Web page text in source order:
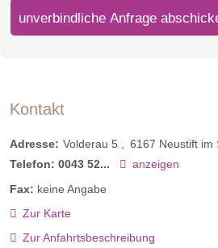
unverbindliche Anfrage
Kontakt
Adresse: Volderau 5 6167 Neustift im
Telefon: 0043 52...
anzeigen
Fax: keine Angabe
Zur Karte
Zur Anfahrtsbeschreibung